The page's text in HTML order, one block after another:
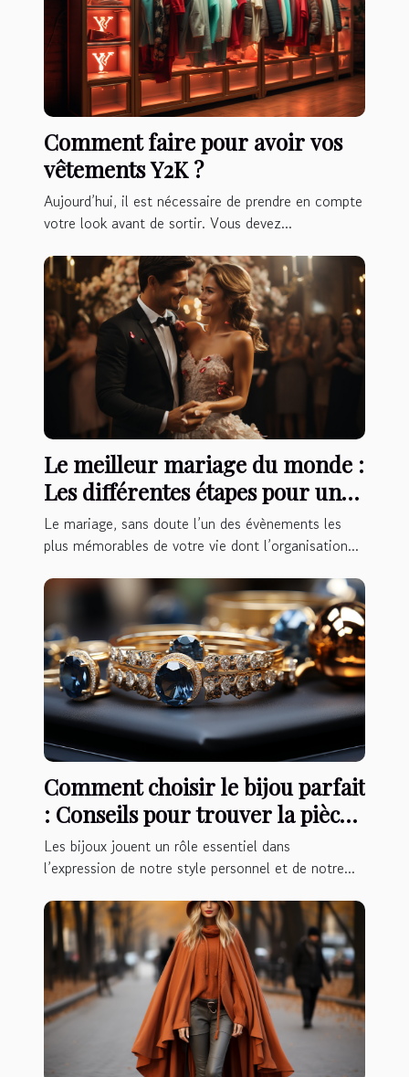
Comment faire pour avoir vos
vêtements Y2K ?
Aujourd’hui, il est nécessaire de prendre en compte
votre look avant de sortir. Vous devez...
Le meilleur mariage du monde :
Les différentes étapes pour un
mariage réussi à la perfection
Le mariage, sans doute l’un des évènements les
plus mémorables de votre vie dont l’organisation...
Comment choisir le bijou parfait
: Conseils pour trouver la pièce
idéale
Les bijoux jouent un rôle essentiel dans
l’expression de notre style personnel et de notre...